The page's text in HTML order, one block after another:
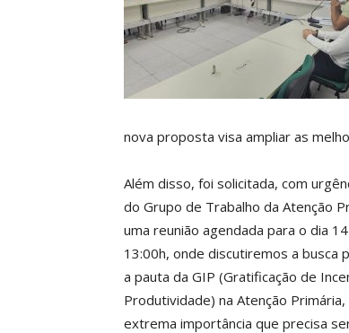
nova proposta visa ampliar as
Além disso, foi solicitada, com
do Grupo de Trabalho da Atenção
uma reunião agendada para o dia
13:00h, onde discutiremos a busca
a pauta da GIP (Gratificação de
Produtividade) na Atenção
extrema importância que precisa